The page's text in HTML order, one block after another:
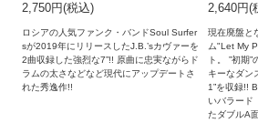
2,750円(税込)
ロシアの人気ファンク・バンドSoul Surfer
sが2019年にリリースしたJ.B.’sカヴァーを
2曲収録した強烈な7”!! 原曲に忠実ながらド
ラムの太さなどなど現代にアップデートさ
れた秀逸作!!
2,640円(
現在廃盤と
ム"Let My
ト。 ”初期
キーなダン
1”を収録!!
いバラード
たダブルA